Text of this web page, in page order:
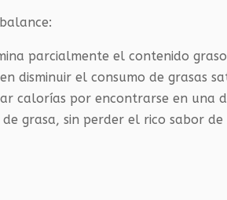
parcialmente el contenido
disminuir el consumo de grasas
calorías por encontrarse en una
de grasa, sin perder el rico sabor